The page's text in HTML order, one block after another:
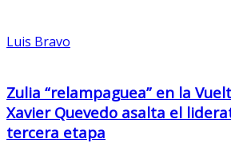
Luis Bravo
Zulia “relampaguea” en la
Xavier Quevedo asalta el
tercera etapa